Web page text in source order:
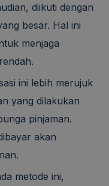
diikuti dengan
besar. Hal ini
menjaga
ini lebih merujuk
yang dilakukan
pinjaman.
akan
metode ini,